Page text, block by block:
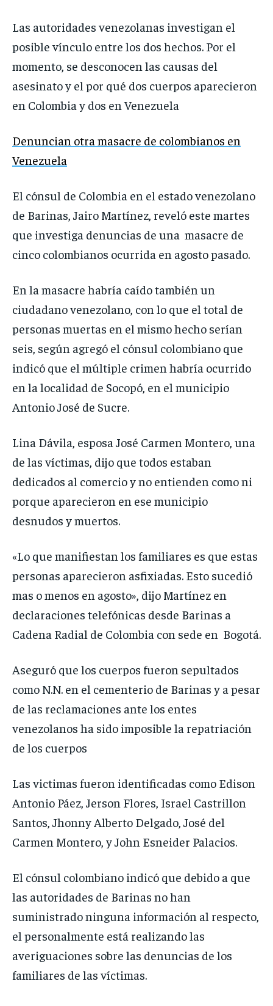
Las autoridades venezolanas investigan el
posible vínculo entre los dos hechos. Por el
momento, se desconocen las causas del
asesinato y el por qué dos cuerpos aparecieron
en Colombia y dos en Venezuela
Denuncian otra masacre de colombianos en
Venezuela
El cónsul de Colombia en el estado venezolano
de Barinas, Jairo Martínez, reveló este martes
que investiga denuncias de una masacre de
cinco colombianos ocurrida en agosto pasado.
En la masacre habría caído también un
ciudadano venezolano, con lo que el total de
personas muertas en el mismo hecho serían
seis, según agregó el cónsul colombiano que
indicó que el múltiple crimen habría ocurrido
en la localidad de Socopó, en el municipio
Antonio José de Sucre.
Lina Dávila, esposa José Carmen Montero, una
de las víctimas, dijo que todos estaban
dedicados al comercio y no entienden como ni
porque aparecieron en ese municipio
desnudos y muertos.
«Lo que manifiestan los familiares es que estas
personas aparecieron asfixiadas. Esto sucedió
mas o menos en agosto», dijo Martínez en
declaraciones telefónicas desde Barinas a
Cadena Radial de Colombia con sede en Bogotá.
Aseguró que los cuerpos fueron sepultados
como N.N. en el cementerio de Barinas y a pesar
de las reclamaciones ante los entes
venezolanos ha sido imposible la repatriación
de los cuerpos
Las victimas fueron identificadas como Edison
Antonio Páez, Jerson Flores, Israel Castrillon
Santos, Jhonny Alberto Delgado, José del
Carmen Montero, y John Esneider Palacios.
El cónsul colombiano indicó que debido a que
las autoridades de Barinas no han
suministrado ninguna información al respecto,
el personalmente está realizando las
averiguaciones sobre las denuncias de los
familiares de las víctimas.